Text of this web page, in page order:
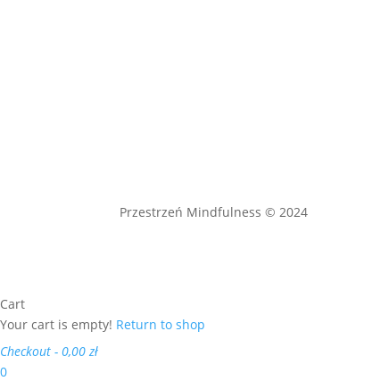
Przestrzeń Mindfulness © 2024
Cart
Your cart is empty! Return to shop
Checkout - 0,00 zł
0